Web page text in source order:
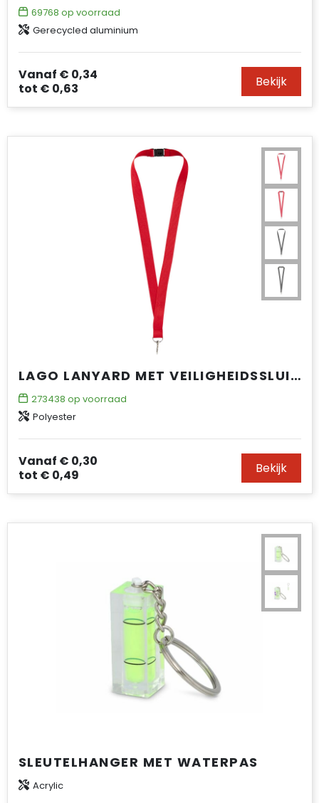
69768 op voorraad
Gerecycled aluminium
Vanaf € 0,34
tot € 0,63 Bekijk
LAGO LANYARD MET VEILIGHEIDSSLUITING
273438 op voorraad
Polyester
Vanaf € 0,30
tot € 0,49 Bekijk
SLEUTELHANGER MET WATERPAS
Acrylic